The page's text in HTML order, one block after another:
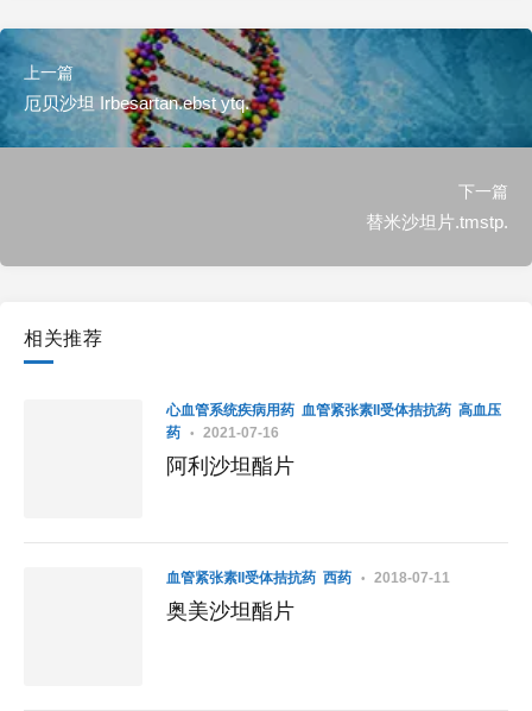
上一篇
厄贝沙坦 Irbesartan.ebst ytq.
下一篇
替米沙坦片.tmstp.
相关推荐
心血管系统疾病用药 血管紧张素II受体拮抗药 高血压
药
2021-07-16
阿利沙坦酯片
血管紧张素II受体拮抗药 西药 2018-07-11
奥美沙坦酯片